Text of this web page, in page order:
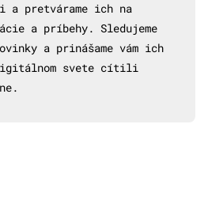
a pretvárame ich na
a príbehy. Sledujeme
a prinášame vám ich
svete cítili